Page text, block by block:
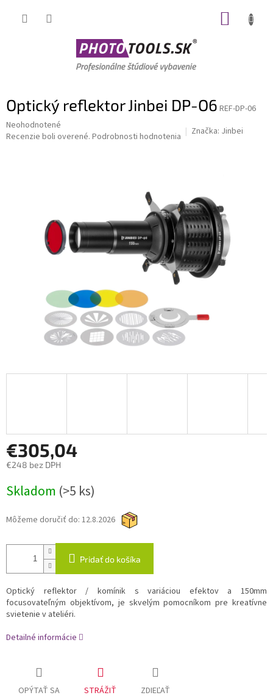
Optický reflektor Jinbei DP-O6 REF-DP-06
Priemerné
hodnotenie
Neohodnotené
Recenzie boli overené. Podrobnosti hodnotenia Značka: Jinbei
€305,04
€248 bez DPH
cena:
Skladom (>5 ks)
Môžeme doručiť do: 12.8.2026
Pridať do košíka
Optický reflektor / komínik s variáciou efektov a 150mm
focusovateľným objektívom, je skvelým pomocníkom pre kreatívne
svietenie v ateliéri.
Detailné informácie
OPÝTAŤ SA STRÁŽIŤ ZDIEĽAŤ